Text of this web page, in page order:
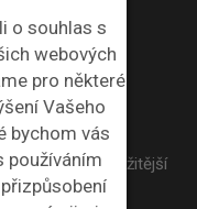
o souhlas s
webových
pro některé
Vašeho
bychom vás
používáním
zasílat ty nejdůležitější
týdně.